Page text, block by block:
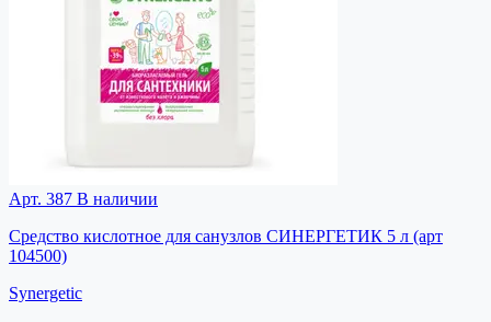
Арт. 387 В наличии
Средство кислотное для санузлов CИНЕРГЕТИК 5 л (арт
104500)
Synergetic